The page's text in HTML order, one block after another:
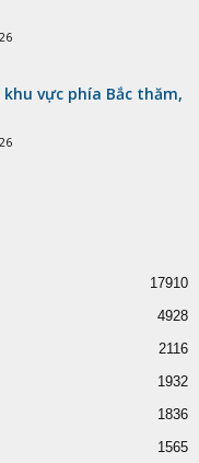
vực phía Bắc thăm,
17910
4928
2116
1932
1836
1565